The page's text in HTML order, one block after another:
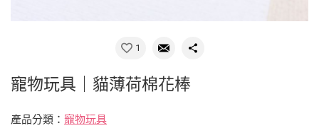
1
寵物玩具｜貓薄荷棉花棒
產品分類： 寵物玩具